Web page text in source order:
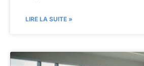
LIRE LA SUITE »